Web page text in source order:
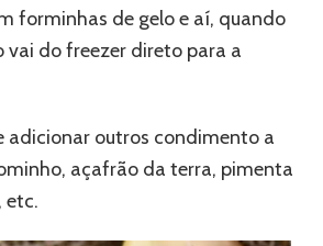
forminhas de gelo e aí, quando
vai do freezer direto para a
adicionar outros condimento a
açafrão da terra, pimenta
etc.